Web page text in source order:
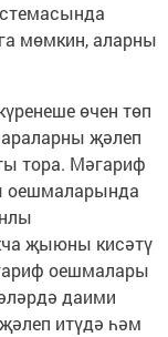
мөмкин, аларны
өчен төп
җәлеп
тора. Мәгариф
оешмаларында
җыюны кисәтү
оешмалары
даими
итүдә һәм